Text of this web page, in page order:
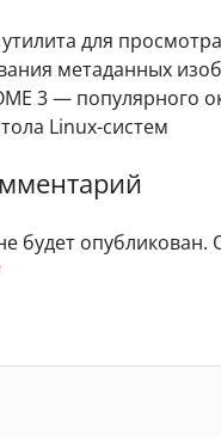
для
метаданных
3 — популярного
Linux-систем
будет опубликован.